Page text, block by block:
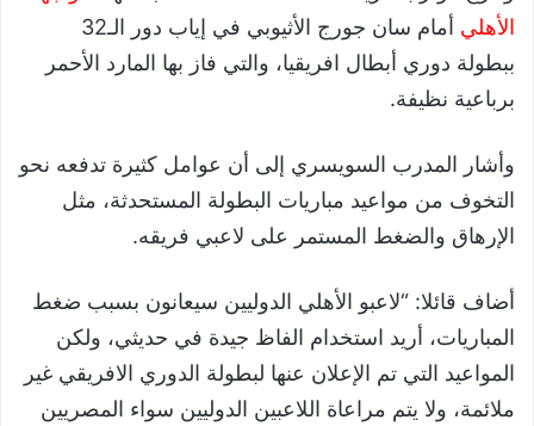
الأهلي
أمام سان جورج الأثيوبي في إياب دور الـ32
ببطولة دوري أبطال افريقيا، والتي فاز بها المارد الأحمر
برباعية نظيفة.
وأشار المدرب السويسري إلى أن عوامل كثيرة تدفعه نحو
التخوف من مواعيد مباريات البطولة المستحدثة، مثل
الإرهاق والضغط المستمر على لاعبي فريقه.
أضاف قائلا: “لاعبو الأهلي الدوليين سيعانون بسبب ضغط
المباريات، أريد استخدام الفاظ جيدة في حديثي، ولكن
المواعيد التي تم الإعلان عنها لبطولة الدوري الافريقي غير
ملائمة، ولا يتم مراعاة اللاعبين الدوليين سواء المصريين